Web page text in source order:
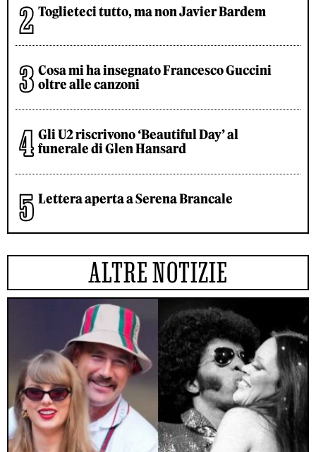
Toglieteci tutto, ma non Javier Bardem
Cosa mi ha insegnato Francesco Guccini
oltre alle canzoni
Gli U2 riscrivono ‘Beautiful Day’ al
funerale di Glen Hansard
Lettera aperta a Serena Brancale
ALTRE NOTIZIE